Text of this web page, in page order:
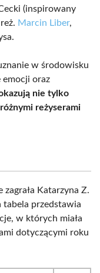
(inspirowany
Marcin Liber,
w środowisku
emocji oraz
nie tylko
reżyserami
Katarzyna Z.
tabela przedstawia
w których miała
dotyczącymi roku